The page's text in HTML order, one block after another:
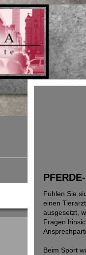
Fühlen Sie
einen
ausgesetzt,
Fragen
Beim Sport